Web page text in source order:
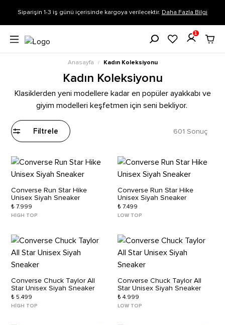
Siparişin 1-3 iş günü içerisinde kargoya verilecektir. Daha Fazla Bilgi
1
Anasayfa / Kadın Koleksiyonu
Kadın Koleksiyonu
Klasiklerden yeni modellere kadar en popüler ayakkabı ve
giyim modelleri keşfetmen için seni bekliyor.
Filtrele 601 Sonuç
Converse Run Star Hike
Unisex Siyah Sneaker
₺ 7.999
HIGH TOP
Converse Run Star Hike
Unisex Siyah Sneaker
₺ 7.499
LOW TOP
Converse Chuck Taylor All
Star Unisex Siyah Sneaker
₺ 5.499
HIGH TOP
Converse Chuck Taylor All
Star Unisex Siyah Sneaker
₺ 4.999
LOW TOP